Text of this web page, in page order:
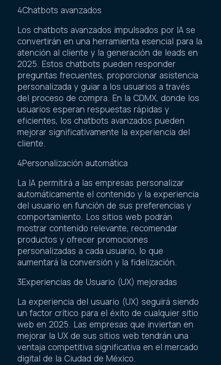
4Chatbots avanzados
Los chatbots avanzados impulsados por IA se
convertirán en una herramienta esencial para la
atención al cliente y la generación de leads en
2025. Estos chatbots pueden responder
preguntas frecuentes, proporcionar asistencia
personalizada y guiar a los usuarios a través
del proceso de compra. En la CDMX, donde los
usuarios esperan respuestas rápidas y
eficientes, los chatbots avanzados pueden
mejorar significativamente la experiencia del
cliente.
4Personalización automática
La IA permitirá a las empresas personalizar
automáticamente el contenido y la experiencia
del usuario en función de sus preferencias y
comportamiento. Los sitios web podrán
mostrar contenido relevante, recomendar
productos y ofrecer promociones
personalizadas a cada usuario, lo que
aumentará la conversión y la fidelización.
3Experiencias de Usuario (UX) mejoradas
La experiencia del usuario (UX) seguirá siendo
un factor crítico para el éxito de cualquier sitio
web en 2025. Las empresas que inviertan en
mejorar la UX de sus sitios web tendrán una
ventaja competitiva significativa en el mercado
digital de la Ciudad de México.